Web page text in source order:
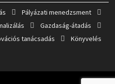
Pályázati menedzsment
Gazdaság-átadás
tanácsadás
Könyvelés